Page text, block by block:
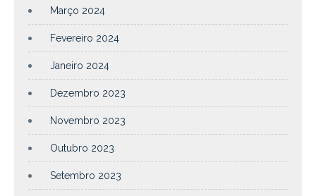
Março 2024
Fevereiro 2024
Janeiro 2024
Dezembro 2023
Novembro 2023
Outubro 2023
Setembro 2023